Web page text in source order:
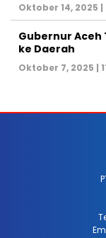
Oktober 14, 2025 |
Gubernur
ke Daerah
Oktober 7, 2025 |